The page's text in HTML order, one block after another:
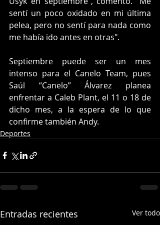
sentí un poco oxidado en mi última
pelea, pero no sentí para nada como
me había ido antes en otras".
Septiembre puede ser un mes
intenso para el Canelo Team, pues
Saúl “Canelo” Álvarez planea
enfrentar a Caleb Plant, el 11 o 18 de
dicho mes, a la espera de lo que
confirme también Andy.
Deportes
Entradas recientes Ver todo